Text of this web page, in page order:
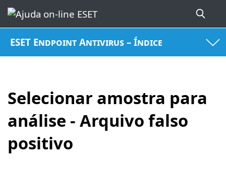
ESET Endpoint Antivirus – Índice
Selecionar amostra para
análise - Arquivo falso
positivo